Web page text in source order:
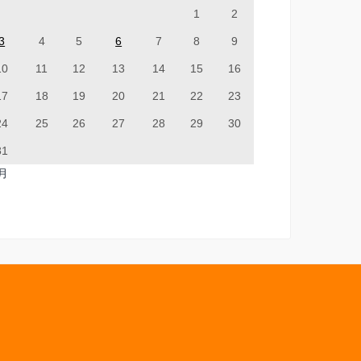
1 2
4 5 6 7 8 9
11 12 13 14 15 16
18 19 20 21 22 23
25 26 27 28 29 30